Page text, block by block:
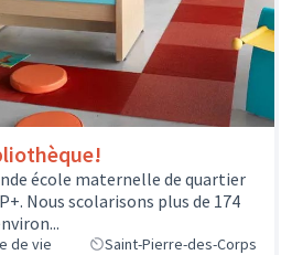
école maternelle de quartier
Nous scolarisons plus de 174
de vie Saint-Pierre-des-Corps